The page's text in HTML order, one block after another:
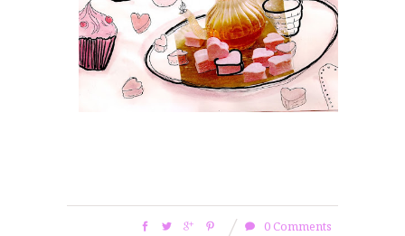
0 Comments